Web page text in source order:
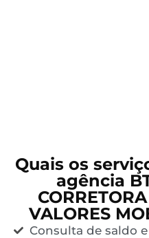
Quais os
agência
VALORES
Consulta de saldo